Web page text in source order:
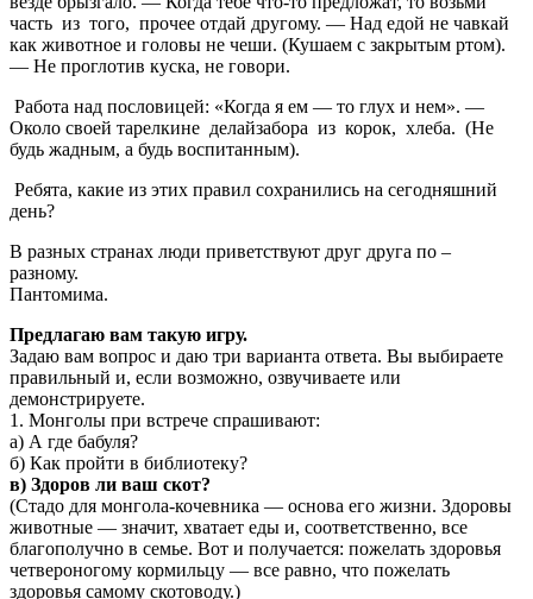
часть из того, прочее отдай другому. — Над едой не чавкай
как животное и головы не чеши. (Кушаем с закрытым ртом).
— Не проглотив куска, не говори.
Работа над пословицей: «Когда я ем — то глух и нем». —
Около своей тарелкине делайзабора из корок, хлеба. (Не
будь жадным, а будь воспитанным).
Ребята, какие из этих правил сохранились на сегодняшний
день?
В разных странах люди приветствуют друг друга по –
разному.
Пантомима.
Предлагаю вам такую игру.
Задаю вам вопрос и даю три варианта ответа. Вы выбираете
правильный и, если возможно, озвучиваете или
демонстрируете.
1. Монголы при встрече спрашивают:
а) А где бабуля?
б) Как пройти в библиотеку?
в) Здоров ли ваш скот?
(Стадо для монгола-кочевника — основа его жизни. Здоровы
животные — значит, хватает еды и, соответственно, все
благополучно в семье. Вот и получается: пожелать здоровья
четвероногому кормильцу — все равно, что пожелать
здоровья самому скотоводу.)